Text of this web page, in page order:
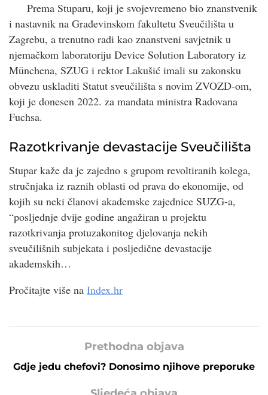
Prema Stuparu, koji je svojevremeno bio znanstvenik
i nastavnik na Građevinskom fakultetu Sveučilišta u
Zagrebu, a trenutno radi kao znanstveni savjetnik u
njemačkom laboratoriju Device Solution Laboratory iz
Münchena, SZUG i rektor Lakušić imali su zakonsku
obvezu uskladiti Statut sveučilišta s novim ZVOZD-om,
koji je donesen 2022. za mandata ministra Radovana
Fuchsa.
Razotkrivanje devastacije Sveučilišta
Stupar kaže da je zajedno s grupom revoltiranih kolega,
stručnjaka iz raznih oblasti od prava do ekonomije, od
kojih su neki članovi akademske zajednice SUZG-a,
“posljednje dvije godine angažiran u projektu
razotkrivanja protuzakonitog djelovanja nekih
sveučilišnih subjekata i posljedične devastacije
akademskih…
Pročitajte više na Index.hr
Prethodna objava
Gdje jedu chefovi? Donosimo njihove preporuke